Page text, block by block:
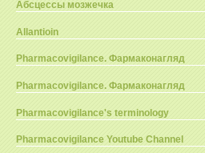
Абсцессы мозжечка
Allantioin
Pharmacovigilance. Фармаконагляд
Pharmacovigilance. Фармаконагляд
Pharmacovigilance's terminology
Pharmacovigilance Youtube Channel